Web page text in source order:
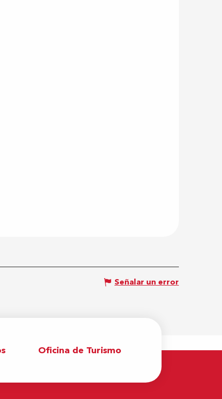
Señalar un error
Oficina de Turismo